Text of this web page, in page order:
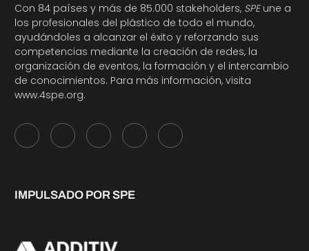
Con 84 países y más de 85.000 stakeholders, SPEune a
los profesionales del plástico de todo el mundo,
ayudándoles a alcanzar el éxito y reforzando sus
competencias mediante la creación de redes, la
organización de eventos, la formación y el intercambio
de conocimientos. Para más información, visita
www.4spe.org.
IMPULSADO POR SPE